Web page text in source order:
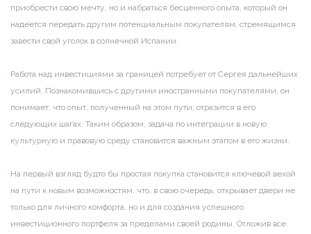
приобрести свою мечту, но и набраться бесценного опыта, который он
надеется передать другим потенциальным покупателям, стремящимся
завести свой уголок в солнечной Испании.
Работа над инвестициями за границей потребует от Сергея дальнейших
усилий. Познакомившись с другими иностранными покупателями, он
понимает, что опыт, полученный на этом пути, отразится в его
следующих шагах. Таким образом, задача по интеграции в новую
культурную и правовую среду становится важным этапом в его жизни.
На первый взгляд будто бы простая покупка становится ключевой вехой
на пути к новым возможностям, что, в свою очередь, открывает двери не
только для личного комфорта, но и для создания успешного
инвестиционного портфеля за пределами своей родины. Отложив все